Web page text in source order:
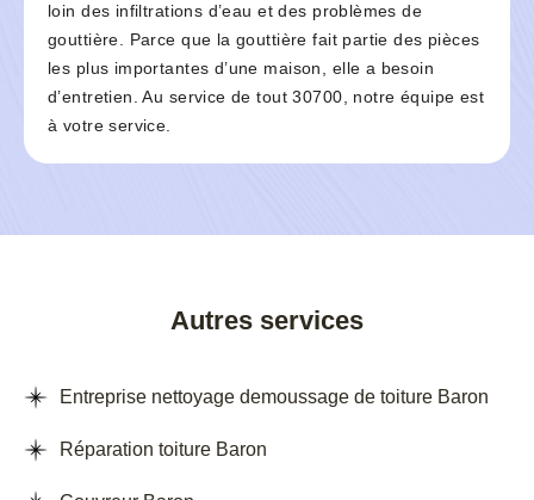
loin des infiltrations d’eau et des problèmes de
gouttière. Parce que la gouttière fait partie des pièces
les plus importantes d’une maison, elle a besoin
d’entretien. Au service de tout 30700, notre équipe est
à votre service.
Autres services
Entreprise nettoyage demoussage de toiture Baron
Réparation toiture Baron